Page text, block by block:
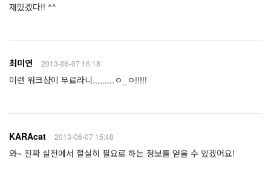
재밌겠다!! ^^
최미연 2013-06-07 16:18
이런 워크샵이 무료라니.........ㅇ_ㅇ!!!!!
KARAcat 2013-06-07 15:48
와~ 진짜 실전에서 절실히 필요로 하는 정보를 얻을 수 있겠어요!